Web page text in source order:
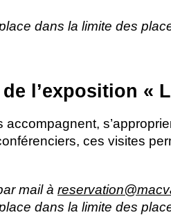
dans la limite des
l’exposition «
ces visites
mail à
dans la limite des